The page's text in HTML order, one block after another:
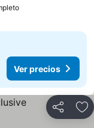
Ver precios
Compartir